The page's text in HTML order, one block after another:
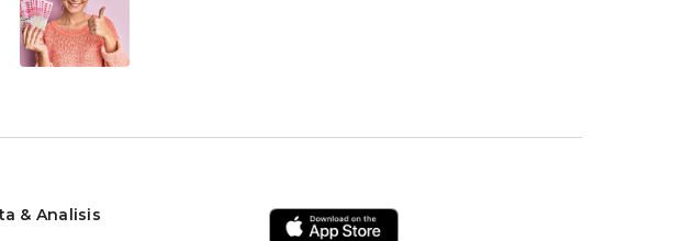
& Analisis